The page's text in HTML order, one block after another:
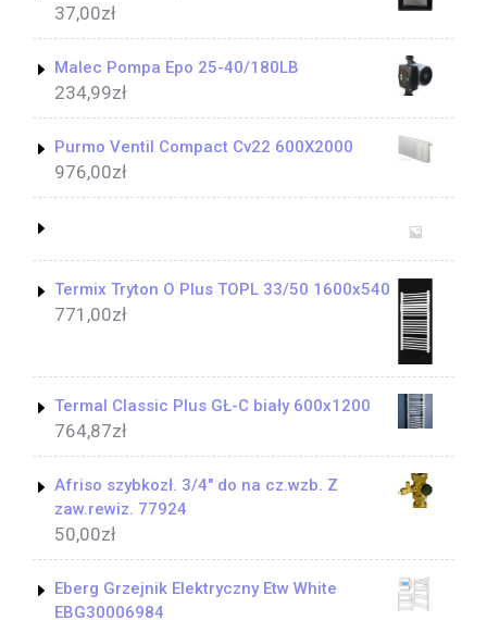
37,00zł
Malec Pompa Epo 25-40/180LB
234,99zł
Purmo Ventil Compact Cv22 600X2000
976,00zł
Termix Tryton O Plus TOPL 33/50 1600x540
771,00zł
Termal Classic Plus GŁ-C biały 600x1200
764,87zł
Afriso szybkozł. 3/4" do na cz.wzb. Z
zaw.rewiz. 77924
50,00zł
Eberg Grzejnik Elektryczny Etw White
EBG30006984